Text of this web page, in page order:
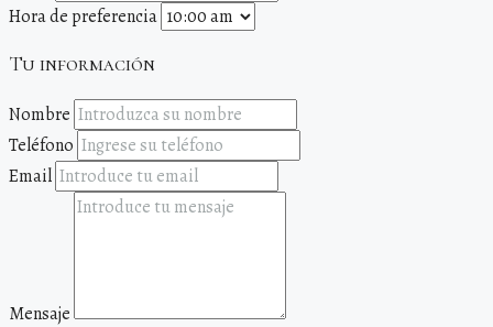
Hora de preferencia
Tu información
Nombre
Teléfono
Email
Mensaje